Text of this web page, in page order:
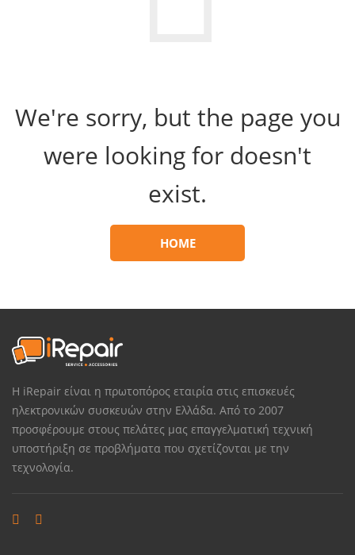
We're sorry, but the page you
were looking for doesn't
exist.
HOME
Η iRepair είναι η πρωτοπόρος εταιρία στις επισκευές
ηλεκτρονικών συσκευών στην Ελλάδα. Από το 2007
προσφέρουμε στους πελάτες μας επαγγελματική τεχνική
υποστήριξη σε προβλήματα που σχετίζονται με την
τεχνολογία.